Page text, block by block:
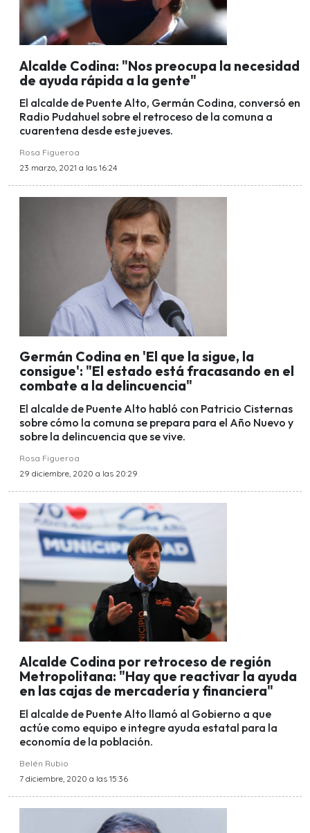
Alcalde Codina: "Nos preocupa la necesidad
de ayuda rápida a la gente"
El alcalde de Puente Alto, Germán Codina, conversó en
Radio Pudahuel sobre el retroceso de la comuna a
cuarentena desde este jueves.
Rosa Figueroa
23 marzo, 2021 a las 16:24
Germán Codina en 'El que la sigue, la
consigue': "El estado está fracasando en el
combate a la delincuencia"
El alcalde de Puente Alto habló con Patricio Cisternas
sobre cómo la comuna se prepara para el Año Nuevo y
sobre la delincuencia que se vive.
Rosa Figueroa
29 diciembre, 2020 a las 20:29
Alcalde Codina por retroceso de región
Metropolitana: "Hay que reactivar la ayuda
en las cajas de mercadería y financiera"
El alcalde de Puente Alto llamó al Gobierno a que
actúe como equipo e integre ayuda estatal para la
economía de la población.
Belén Rubio
7 diciembre, 2020 a las 15:36